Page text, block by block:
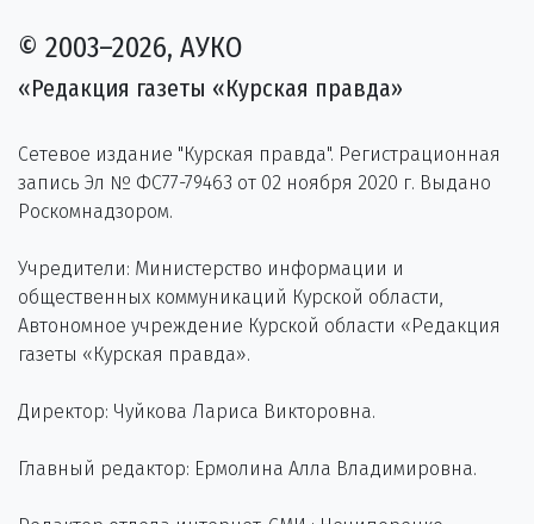
© 2003–2026, АУКО
«Редакция газеты «Курская правда»
Сетевое издание "Курская правда". Регистрационная
запись Эл № ФС77-79463 от 02 ноября 2020 г. Выдано
Роскомнадзором.
Учредители: Министерство информации и
общественных коммуникаций Курской области,
Автономное учреждение Курской области «Редакция
газеты «Курская правда».
Директор: Чуйкова Лариса Викторовна.
Главный редактор: Ермолина Алла Владимировна.